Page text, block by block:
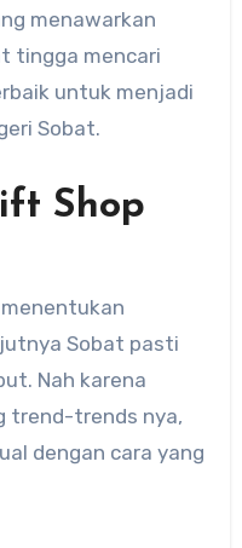
menawarkan
tingga mencari
untuk menjadi
Sobat.
Shop
Sobat pasti
Nah karena
trend-trends nya,
dengan cara yang